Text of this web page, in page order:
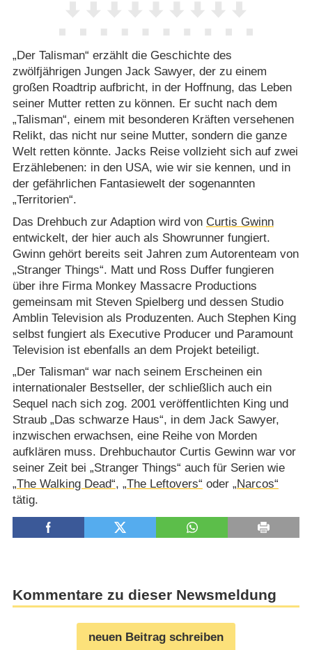
„Der Talisman“ erzählt die Geschichte des
zwölfjährigen Jungen Jack Sawyer, der zu einem
großen Roadtrip aufbricht, in der Hoffnung, das Leben
seiner Mutter retten zu können. Er sucht nach dem
„Talisman“, einem mit besonderen Kräften versehenen
Relikt, das nicht nur seine Mutter, sondern die ganze
Welt retten könnte. Jacks Reise vollzieht sich auf zwei
Erzählebenen: in den USA, wie wir sie kennen, und in
der gefährlichen Fantasiewelt der sogenannten
„Territorien“.
Das Drehbuch zur Adaption wird von Curtis Gwinn
entwickelt, der hier auch als Showrunner fungiert.
Gwinn gehört bereits seit Jahren zum Autorenteam von
„Stranger Things“. Matt und Ross Duffer fungieren
über ihre Firma Monkey Massacre Productions
gemeinsam mit Steven Spielberg und dessen Studio
Amblin Television als Produzenten. Auch Stephen King
selbst fungiert als Executive Producer und Paramount
Television ist ebenfalls an dem Projekt beteiligt.
„Der Talisman“ war nach seinem Erscheinen ein
internationaler Bestseller, der schließlich auch ein
Sequel nach sich zog. 2001 veröffentlichten King und
Straub „Das schwarze Haus“, in dem Jack Sawyer,
inzwischen erwachsen, eine Reihe von Morden
aufklären muss. Drehbuchautor Curtis Gewinn war vor
seiner Zeit bei „Stranger Things“ auch für Serien wie
„The Walking Dead“, „The Leftovers“ oder „Narcos“
tätig.
Kommentare zu dieser Newsmeldung
neuen Beitrag schreiben